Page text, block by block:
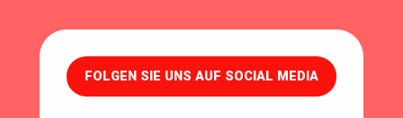
FOLGEN SIE UNS AUF SOCIAL MEDIA